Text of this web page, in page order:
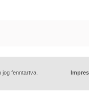
fenntartva.